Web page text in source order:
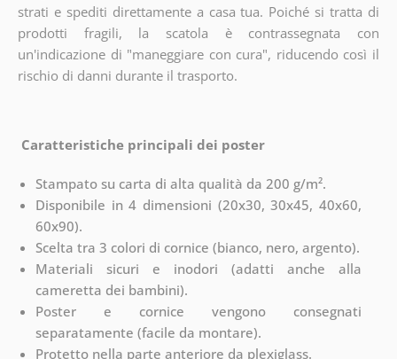
strati e spediti direttamente a casa tua. Poiché si tratta di
prodotti fragili, la scatola è contrassegnata con
un'indicazione di "maneggiare con cura", riducendo così il
rischio di danni durante il trasporto.
Caratteristiche principali dei poster
Stampato su carta di alta qualità da 200 g/m².
Disponibile in 4 dimensioni (20x30, 30x45, 40x60,
60x90).
Scelta tra 3 colori di cornice (bianco, nero, argento).
Materiali sicuri e inodori (adatti anche alla
cameretta dei bambini).
Poster e cornice vengono consegnati
separatamente (facile da montare).
Protetto nella parte anteriore da plexiglass.